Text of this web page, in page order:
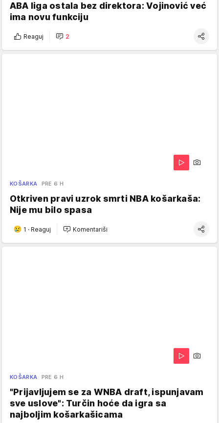
ABA liga ostala bez direktora: Vojinović već
ima novu funkciju
Reaguj 2
KOŠARKA PRE 6 H
Otkriven pravi uzrok smrti NBA košarkaša:
Nije mu bilo spasa
1 · Reaguj Komentariši
KOŠARKA PRE 6 H
"Prijavljujem se za WNBA draft, ispunjavam
sve uslove": Turčin hoće da igra sa
najboljim košarkašicama